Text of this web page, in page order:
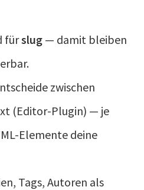
fürslug — damit bleiben
zwischen
(Editor-Plugin) — je
Elemente deine
Tags, Autoren als